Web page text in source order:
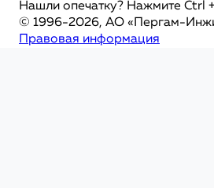
Нашли опечатку? Нажмите Ctrl
© 1996-2026, АО «Пергам-
Правовая информация